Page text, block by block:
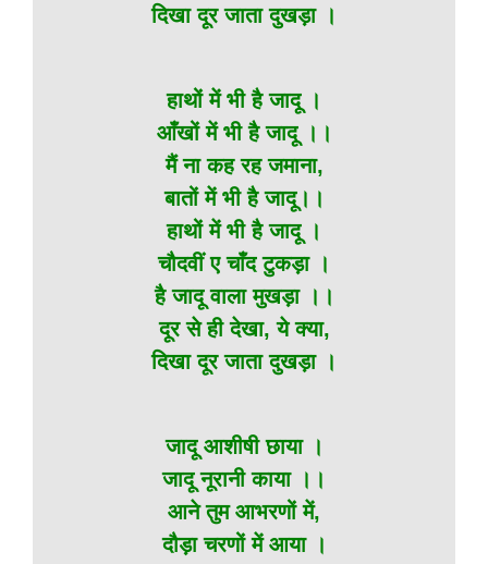
दिखा दूर जाता दुखड़ा ।
हाथों में भी है जादू ।
आँखों में भी है जादू ।।
मैं ना कह रह जमाना,
बातों में भी है जादू।।
हाथों में भी है जादू ।
चौदवीं ए चाँद टुकड़ा ।
है जादू वाला मुखड़ा ।।
दूर से ही देखा, ये क्या,
दिखा दूर जाता दुखड़ा ।
जादू आशीषी छाया ।
जादू नूरानी काया ।।
आने तुम आभरणों में,
दौड़ा चरणों में आया ।